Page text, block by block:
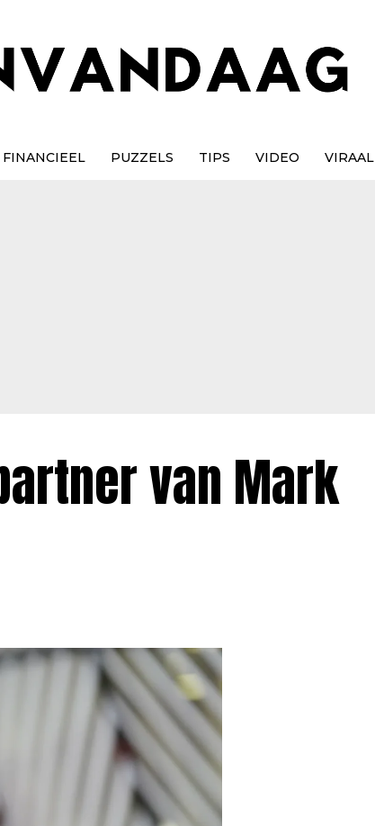
FINANCIEEL PUZZELS TIPS VIDEO VIRAAL
van Mark